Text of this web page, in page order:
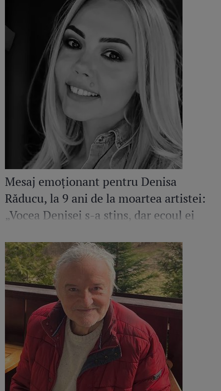
Mesaj emoționant pentru Denisa
Răducu, la 9 ani de la moartea artistei:
„Vocea Denisei s-a stins, dar ecoul ei